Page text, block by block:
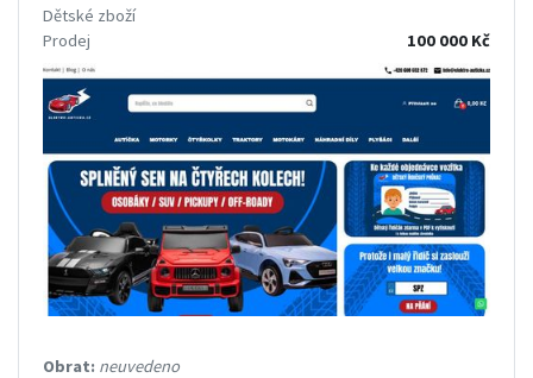
Dětské zboží
Prodej
100 000 Kč
Obrat: neuvedeno